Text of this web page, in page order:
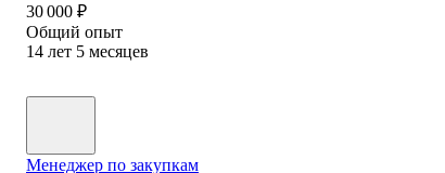
30 000 ₽
Общий опыт
14 лет 5 месяцев
Менеджер по закупкам